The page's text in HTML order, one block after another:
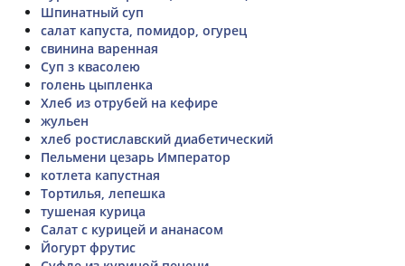
Шпинатный суп
салат капуста, помидор, огурец
свинина варенная
Суп з квасолею
голень цыпленка
Хлеб из отрубей на кефире
жульен
хлеб ростиславский диабетический
Пельмени цезарь Император
котлета капустная
Тортилья, лепешка
тушеная курица
Салат с курицей и ананасом
Йогурт фрутис